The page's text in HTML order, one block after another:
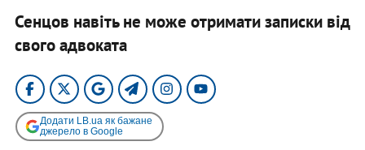
Сенцов навіть не може отримати записки від
свого адвоката
Додати LB.ua як бажане
джерело в Google